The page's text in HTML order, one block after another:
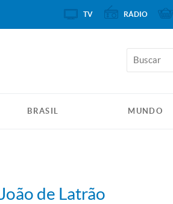
BRASIL MUNDO
de Latrão
TV RÁDIO